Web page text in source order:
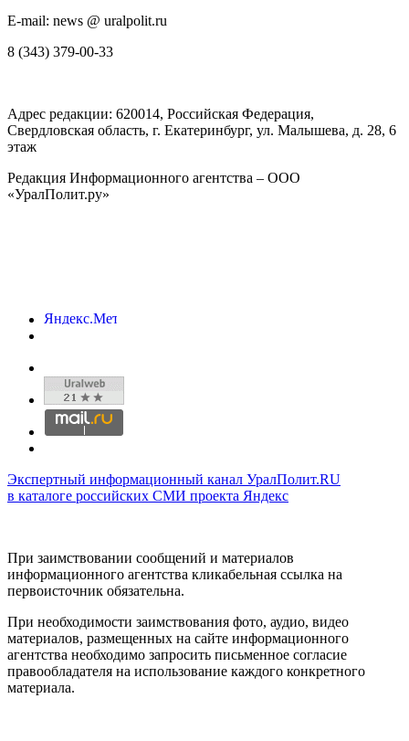
E-mail: news @ uralpolit.ru
8 (343) 379-00-33
Адрес редакции: 620014, Российская Федерация,
Свердловская область, г. Екатеринбург, ул. Малышева, д. 28, 6
этаж
Редакция Информационного агентства – ООО
«УралПолит.ру»
Экспертный информационный канал УралПолит.RU
в каталоге российских СМИ проекта Яндекс
При заимствовании сообщений и материалов
информационного агентства кликабельная ссылка на
первоисточник обязательна.
При необходимости заимствования фото, аудио, видео
материалов, размещенных на сайте информационного
агентства необходимо запросить письменное согласие
правообладателя на использование каждого конкретного
материала.